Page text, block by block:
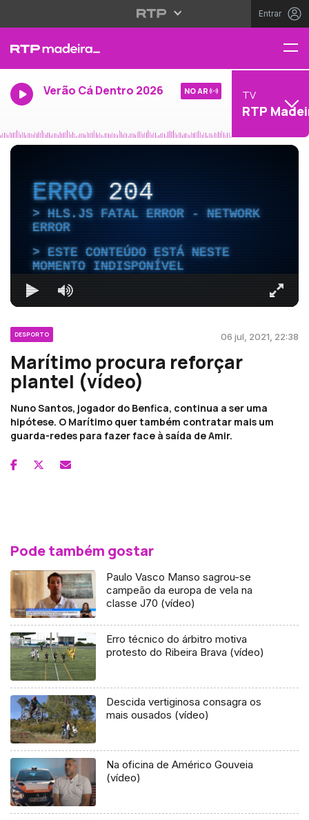
Entrar
Verão Cá Dentro 2026 NO AR TV
RTP
ERRO204
HLS.JS FATAL ERROR - NETWORK
ERROR
ESTE CONTEÚDO ESTÁ NESTE
MOMENTO INDISPONÍVEL
DESPORTO 06 jul, 2021, 22:38
Marítimo procura reforçar
plantel (vídeo)
Nuno Santos, jogador do Benfica, continua a ser uma
hipótese. O Marítimo quer também contratar mais um
guarda-redes para fazer face à saída de Amir.
Pode também gostar
Paulo Vasco Manso sagrou-se
campeão da europa de vela na
classe J70 (vídeo)
Erro técnico do árbitro motiva
protesto do Ribeira Brava (vídeo)
Descida vertiginosa consagra os
mais ousados (vídeo)
Na oficina de Américo Gouveia
(vídeo)